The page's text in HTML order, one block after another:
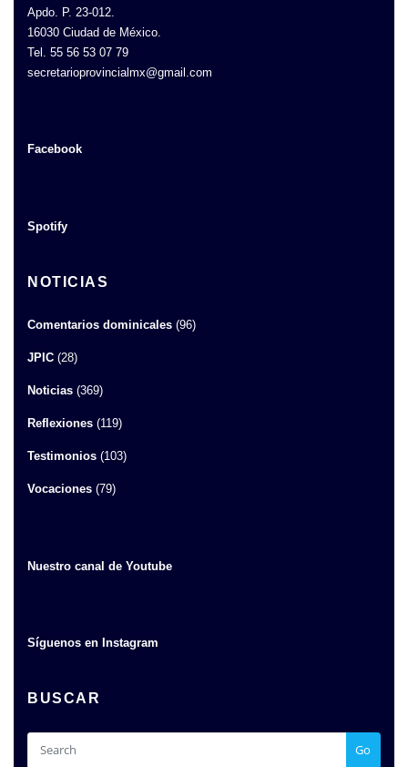
Apdo. P. 23-012.
16030 Ciudad de México.
Tel. 55 56 53 07 79
secretarioprovincialmx@gmail.com
Facebook
Spotify
NOTICIAS
Comentarios dominicales (96)
JPIC (28)
Noticias (369)
Reflexiones (119)
Testimonios (103)
Vocaciones (79)
Nuestro canal de Youtube
Síguenos en Instagram
BUSCAR
Go